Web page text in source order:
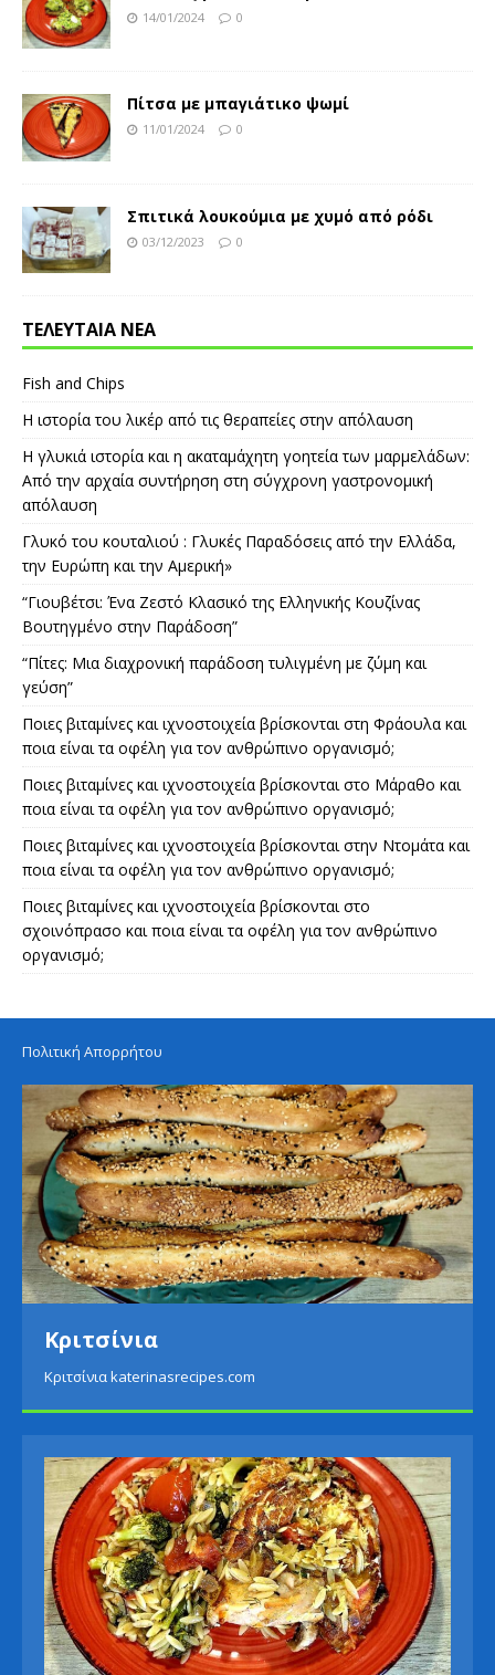
14/01/2024 0
Πίτσα με μπαγιάτικο ψωμί
11/01/2024 0
Σπιτικά λουκούμια με χυμό από ρόδι
03/12/2023 0
ΤΕΛΕΥΤΑΙΑ ΝΕΑ
Fish and Chips
Η ιστορία του λικέρ από τις θεραπείες στην απόλαυση
Η γλυκιά ιστορία και η ακαταμάχητη γοητεία των μαρμελάδων:
Από την αρχαία συντήρηση στη σύγχρονη γαστρονομική
απόλαυση
Γλυκό του κουταλιού : Γλυκές Παραδόσεις από την Ελλάδα,
την Ευρώπη και την Αμερική»
“Γιουβέτσι: Ένα Ζεστό Κλασικό της Ελληνικής Κουζίνας
Βουτηγμένο στην Παράδοση”
“Πίτες: Μια διαχρονική παράδοση τυλιγμένη με ζύμη και
γεύση”
Ποιες βιταμίνες και ιχνοστοιχεία βρίσκονται στη Φράουλα και
ποια είναι τα οφέλη για τον ανθρώπινο οργανισμό;
Ποιες βιταμίνες και ιχνοστοιχεία βρίσκονται στο Μάραθο και
ποια είναι τα οφέλη για τον ανθρώπινο οργανισμό;
Ποιες βιταμίνες και ιχνοστοιχεία βρίσκονται στην Ντομάτα και
ποια είναι τα οφέλη για τον ανθρώπινο οργανισμό;
Ποιες βιταμίνες και ιχνοστοιχεία βρίσκονται στο
σχοινόπρασο και ποια είναι τα οφέλη για τον ανθρώπινο
οργανισμό;
Πολιτική Απορρήτου
Κριτσίνια
Κριτσίνια katerinasrecipes.com